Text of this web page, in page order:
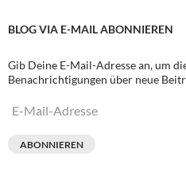
BLOG VIA E-MAIL ABONNIEREN
Gib Deine E-Mail-Adresse an, um
Benachrichtigungen über neue
E-
ABONNIEREN